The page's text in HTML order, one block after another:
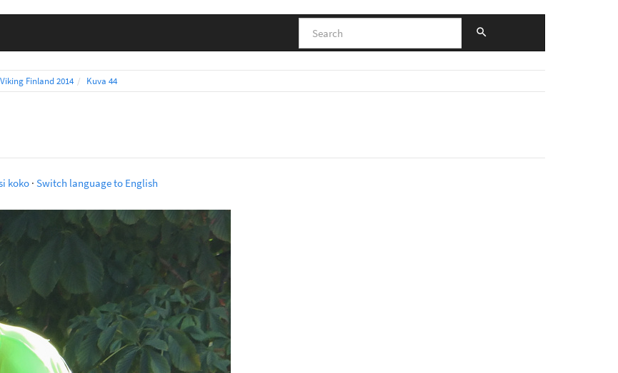
Finland 2014 Kuva 44
koko · Switch language to English